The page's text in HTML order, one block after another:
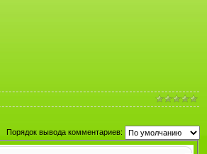
Порядок вывода комментариев: